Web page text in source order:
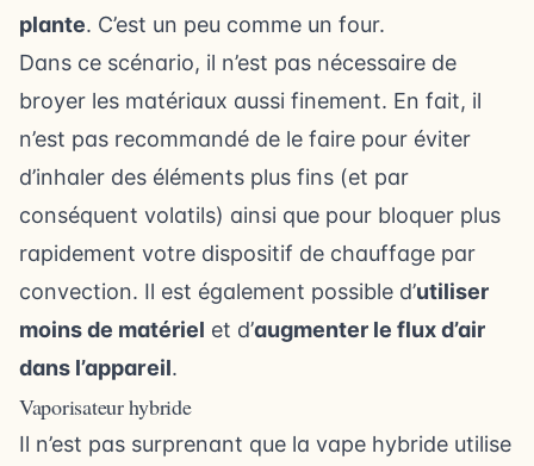
plante. C’est un peu comme un four.
Dans ce scénario, il n’est pas nécessaire de
broyer les matériaux aussi finement. En fait, il
n’est pas recommandé de le faire pour éviter
d’inhaler des éléments plus fins (et par
conséquent volatils) ainsi que pour bloquer plus
rapidement votre dispositif de chauffage par
convection. Il est également possible d’utiliser
moins de matériel et d’augmenter le flux d’air
dans l’appareil.
Vaporisateur hybride
Il n’est pas surprenant que la vape hybride utilise